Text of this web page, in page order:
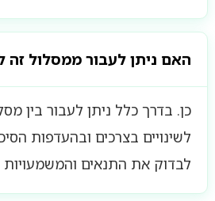
האם ניתן לעבור ממסלול זה
כן. בדרך כלל ניתן לעבור בין
לשינויים בצרכים ובהעדפות
לבדוק את התנאים